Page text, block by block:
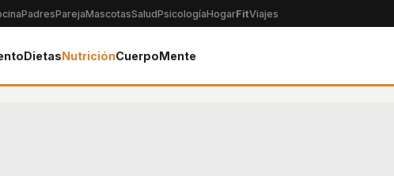
PadresParejaMascotasSaludPsicologíaHogarFitViajes
DietasNutriciónCuerpoMente